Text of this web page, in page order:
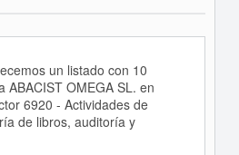
un listado con 10
ABACIST OMEGA SL. en
6920 - Actividades de
de libros, auditoría y